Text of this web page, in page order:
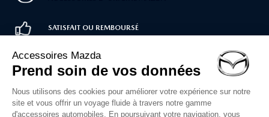
SATISFAIT OU REMBOURSÉ
LIVRAISON RAPIDE
PAIEMENT SÉCURISÉ